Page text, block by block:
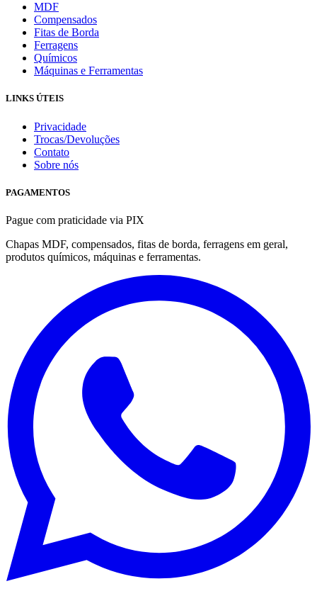
MDF
Compensados
Fitas de Borda
Ferragens
Químicos
Máquinas e Ferramentas
LINKS ÚTEIS
Privacidade
Trocas/Devoluções
Contato
Sobre nós
PAGAMENTOS
Pague com praticidade via PIX
Chapas MDF, compensados, fitas de borda, ferragens em geral,
produtos químicos, máquinas e ferramentas.